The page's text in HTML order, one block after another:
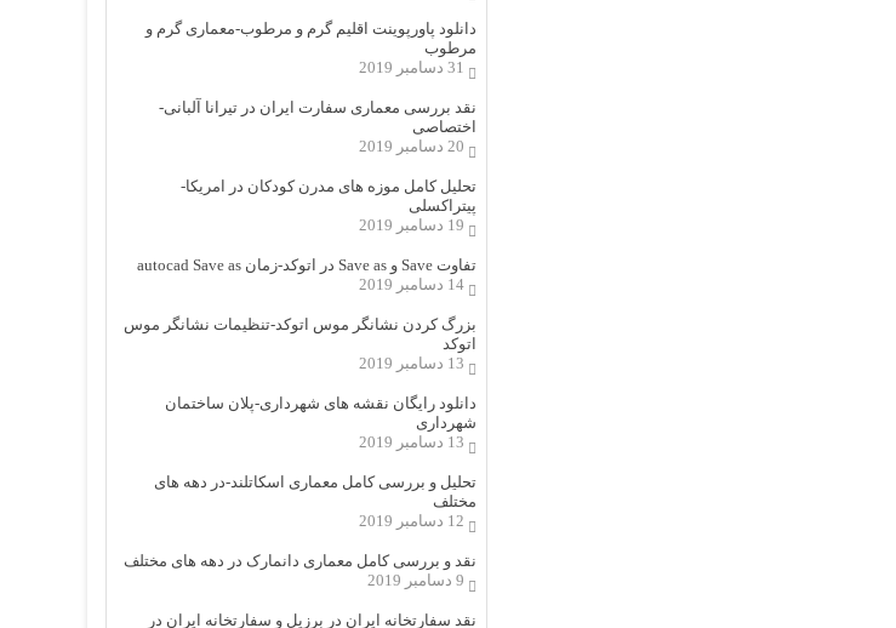
دانلود پاورپوینت اقلیم گرم و مرطوب-معماری گرم و
مرطوب
31 دسامبر 2019
نقد بررسی معماری سفارت ایران در تیرانا آلبانی-
اختصاصی
20 دسامبر 2019
تحلیل کامل موزه های مدرن کودکان در امریکا-
پیتراکسلی
19 دسامبر 2019
تفاوت Save و Save as در اتوکد-زمان autocad Save as
14 دسامبر 2019
بزرگ کردن نشانگر موس اتوکد-تنظیمات نشانگر موس
اتوکد
13 دسامبر 2019
دانلود رایگان نقشه های شهرداری-پلان ساختمان
شهرداری
13 دسامبر 2019
تحلیل و بررسی کامل معماری اسکاتلند-در دهه های
مختلف
12 دسامبر 2019
نقد و بررسی کامل معماری دانمارک در دهه های مختلف
9 دسامبر 2019
نقد سفارتخانه ایران در برزیل و سفارتخانه ایران در